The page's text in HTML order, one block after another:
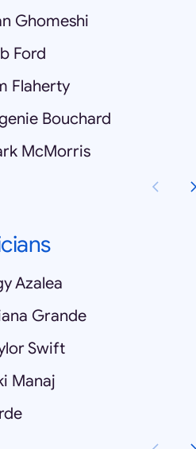
Ghomeshi
Ford
Flaherty
Bouchard
McMorris
Azalea
Grande
Swift
Manaj